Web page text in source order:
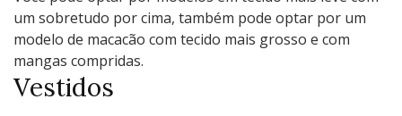
um sobretudo por cima, também pode optar por um
modelo de macacão com tecido mais grosso e com
mangas compridas.
Vestidos